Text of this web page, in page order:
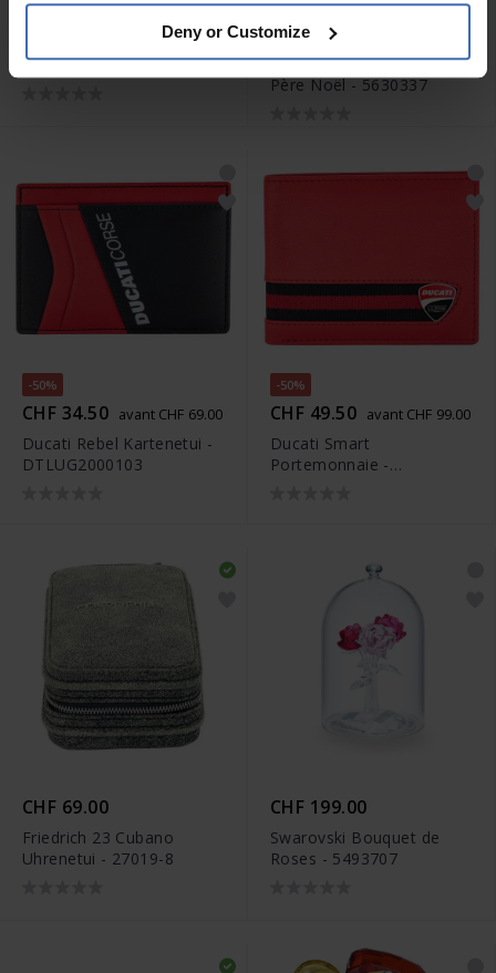
Deny or Customize
CHF 550.00
Swarovski Star Wars Obi-
Wan Kenobi - 5619211
CHF 175.00
avant CHF 350.00
Swarovski Holiday Cheers
Père Noël - 5630337
-50%
CHF 34.50 avant CHF 69.00
Ducati Rebel Kartenetui -
DTLUG2000103
-50%
CHF 49.50 avant CHF 99.00
Ducati Smart
Portemonnaie -
CHF 69.00
Friedrich 23 Cubano
Uhrenetui - 27019-8
CHF 199.00
Swarovski Bouquet de
Roses - 5493707